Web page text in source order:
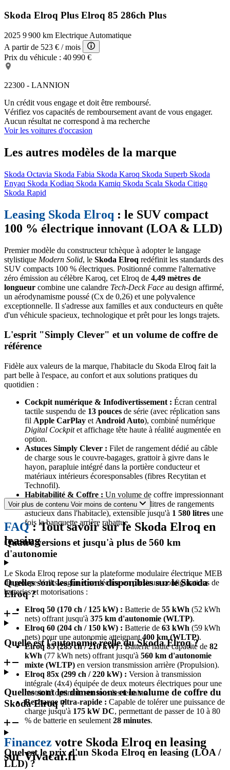
Skoda Elroq Plus Elroq 85 286ch Plus
2025 9 900 km Electrique Automatique
A partir de 523 € / mois
Prix du véhicule : 40 990 €
22300 - LANNION
Un crédit vous engage et doit être remboursé.
Vérifiez vos capacités de remboursement avant de vous engager.
Aucun résultat ne correspond à ma recherche
Voir les voitures d'occasion
Les autres modèles de la marque
Skoda Octavia Skoda Fabia Skoda Karoq Skoda Superb Skoda
Enyaq Skoda Kodiaq Skoda Kamiq Skoda Scala Skoda Citigo
Skoda Rapid
Leasing Skoda Elroq : le SUV compact
100 % électrique innovant (LOA & LLD)
Premier modèle du constructeur tchèque à adopter le langage
stylistique Modern Solid, le Skoda Elroq redéfinit les standards des
SUV compacts 100 % électriques. Positionné comme l'alternative
zéro émission au célèbre Karoq, cet Elroq de 4,49 mètres de
longueur combine une calandre Tech-Deck Face au design affirmé,
un aérodynamisme poussé (Cx de 0,26) et une polyvalence
exceptionnelle. Il s'adresse aux familles et aux conducteurs en quête
d'un véhicule spacieux, technologique et prêt pour les longs trajets.
L'esprit "Simply Clever" et un volume de coffre de
référence
Fidèle aux valeurs de la marque, l'habitacle du Skoda Elroq fait la
part belle à l'espace, au confort et aux solutions pratiques du
quotidien :
Cockpit numérique & Infodivertissement : Écran central
tactile suspendu de 13 pouces de série (avec réplication sans
fil Apple CarPlay et Android Auto), combiné numérique
Digital Cockpitet affichage tête haute à réalité augmentée en
option.
Astuces Simply Clever : Filet de rangement dédié au câble
de charge sous le couvre-bagages, grattoir à givre dans le
hayon, parapluie intégré dans la portière conducteur et
matériaux intérieurs écoresponsables (fibres Recytitan et
Technofil).
Habitabilité & Coffre : Un volume de coffre impressionnant
de 470 litressous tablette (incluant 48 litres de rangements
astucieux dans l'habitacle), extensible jusqu'à 1 580 litres une
fois la banquette arrière rabattue.
Quatre versions et jusqu'à plus de 560 km
d'autonomie
Le Skoda Elroq repose sur la plateforme modulaire électrique MEB
du groupe Volkswagen et se décline en plusieurs configurations de
batteries et motorisations :
Elroq 50 (170 ch / 125 kW) : Batterie de 55 kWh (52 kWh
nets) offrant jusqu'à 375 km d'autonomie (WLTP).
Elroq 60 (204 ch / 150 kW) : Batterie de 63 kWh (59 kWh
nets) pour une autonomie atteignant400 km (WLTP).
Elroq 85 (285 ch / 210 kW) :Batterie haute capacité de 82
kWh (77 kWh nets) offrant jusqu'à 560 km d'autonomie
mixte (WLTP) en version transmission arrière (Propulsion).
Elroq 85x (299 ch / 220 kW) : Version à transmission
intégrale (4x4) équipée de deux moteurs électriques pour une
motricité optimale sur tous les terrains.
Recharge ultra-rapide : Capable de tolérer une puissance de
charge jusqu'à 175 kW DC, permettant de passer de 10 à 80
% de batterie en seulement28 minutes.
Financez votre Skoda Elroq en leasing
sur Vivacar.fr
Voir plus de contenu Voir moins de contenu
FAQ: Tout savoir sur le Skoda Elroq en
leasing
Quelles sont les finitions disponibles sur le Skoda
Elroq ?
Quelle est l'autonomie réelle du Skoda Elroq ?
Quelles sont les dimensions et le volume de coffre du
Skoda Elroq ?
Quel est le prix d'un Skoda Elroq en leasing (LOA /
LLD) ?